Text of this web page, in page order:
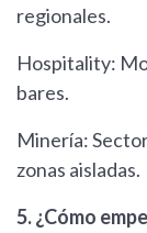
regionales.
Hospitality:
bares.
Minería:
zonas aisladas.
5. ¿Cómo